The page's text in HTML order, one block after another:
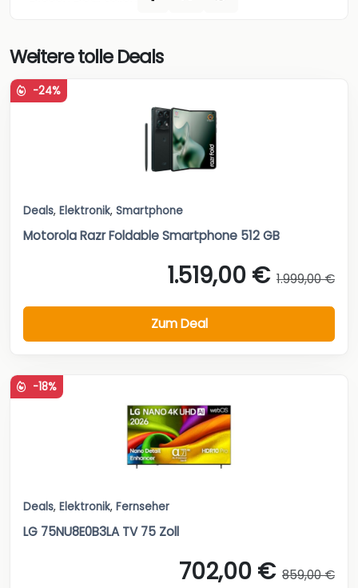
Weitere tolle Deals
-24%
Deals, Elektronik, Smartphone
Motorola Razr Foldable Smartphone 512 GB
1.519,00 € 1.999,00 €
Zum Deal
-18%
Deals, Elektronik, Fernseher
LG 75NU8E0B3LA TV 75 Zoll
702,00 € 859,00 €